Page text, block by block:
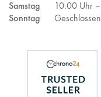
Samstag
10:00 Uhr –
Sonntag
Geschlossen